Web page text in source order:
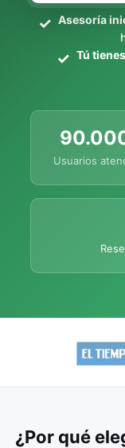
Asesoría
Tú
Usuarios
¿Por qué